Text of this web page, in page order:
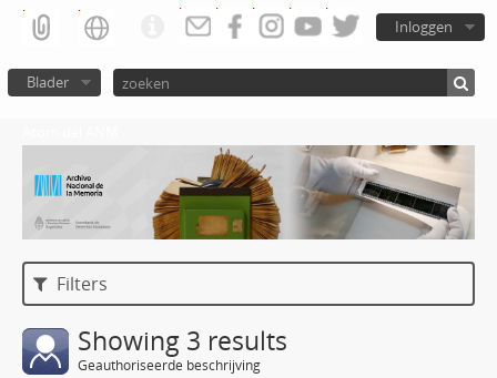
Inloggen
Blader
Filters
Showing 3 results
Geauthoriseerde beschrijving